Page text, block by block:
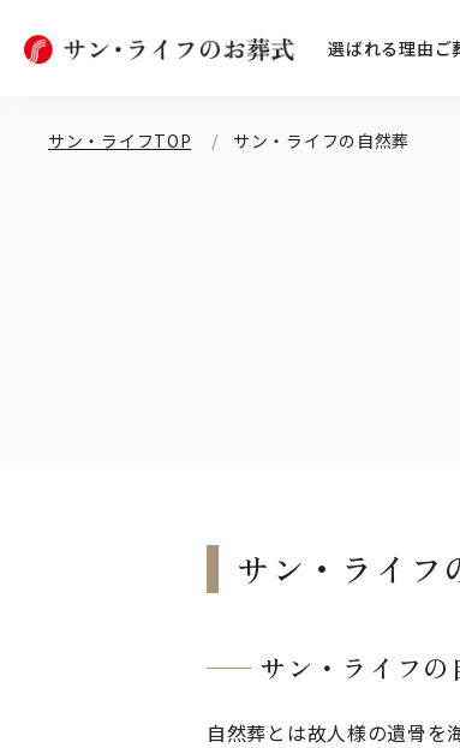
選ばれる理由 ご
サン・ライフTOP サン・ライフの自然葬
サン・ライフ
サン・ライフの
自然葬とは故人様の遺骨を